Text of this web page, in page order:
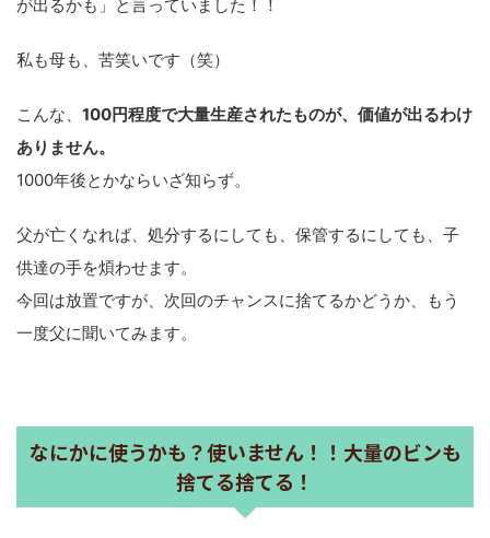
が出るかも」と言っていました！！
私も母も、苦笑いです（笑）
こんな、 100円程度で大量生産されたものが、価値が出るわけ
ありません。
1000年後とかならいざ知らず。
父が亡くなれば、処分するにしても、保管するにしても、子
供達の手を煩わせます。
今回は放置ですが、次回のチャンスに捨てるかどうか、もう
一度父に聞いてみます。
なにかに使うかも？使いません！！大量のビンも
捨てる捨てる！